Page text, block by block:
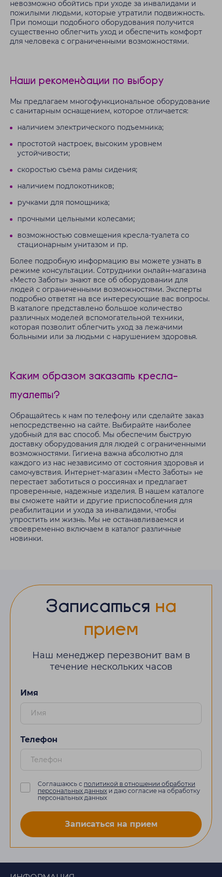
невозможно обойтись при уходе за инвалидами и
пожилыми людьми, которые утратили подвижность.
При помощи подобного оборудования получится
существенно облегчить уход и обеспечить комфорт
для человека с ограниченными возможностями.
Наши рекомендации по выбору
Мы предлагаем многофункциональное оборудование
с санитарным оснащением, которое отличается:
наличием электрического подъемника;
простотой настроек, высоким уровнем
устойчивости;
скоростью съема рамы сидения;
наличием подлокотников;
ручками для помощника;
прочными цельными колесами;
возможностью совмещения кресла-туалета со
стационарным унитазом и пр.
Более подробную информацию вы можете узнать в
режиме консультации. Сотрудники онлайн-магазина
«Место Заботы» знают все об оборудовании для
людей с ограниченными возможностями. Эксперты
подробно ответят на все интересующие вас вопросы.
В каталоге представлено большое количество
различных моделей вспомогательной техники,
которая позволит облегчить уход за лежачими
больными или за людьми с нарушением здоровья.
Каким образом заказать кресла-
туалеты?
Обращайтесь к нам по телефону или сделайте заказ
непосредственно на сайте. Выбирайте наиболее
удобный для вас способ. Мы обеспечим быструю
доставку оборудования для людей с ограниченными
возможностями. Гигиена важна абсолютно для
каждого из нас независимо от состояния здоровья и
самочувствия. Интернет-магазин «Место Заботы» не
перестает заботиться о россиянах и предлагает
проверенные, надежные изделия. В нашем каталоге
вы сможете найти и другие приспособления для
реабилитации и ухода за инвалидами, чтобы
упростить им жизнь. Мы не останавливаемся и
своевременно включаем в каталог различные
новинки.
Записаться на
прием
Наш менеджер перезвонит вам в
течение нескольких часов
Имя
Телефон
Соглашаюсь с политикой в отношении обработки
персональных данных и даю согласие на обработку
персональных данных
Записаться на прием